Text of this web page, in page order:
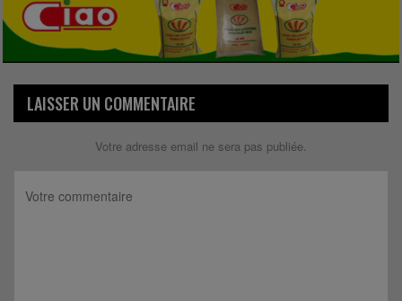
LAISSER UN COMMENTAIRE
Votre adresse email ne sera pas publiée.